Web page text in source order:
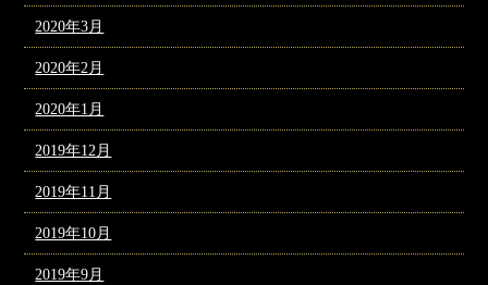
2020年3月
2020年2月
2020年1月
2019年12月
2019年11月
2019年10月
2019年9月